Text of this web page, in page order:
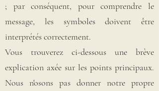
; par conséquent, pour comprendre le
message, les symboles doivent être
interprétés correctement.
Vous trouverez ci-dessous une brève
explication axée sur les points principaux.
Nous n'osons pas donner notre propre